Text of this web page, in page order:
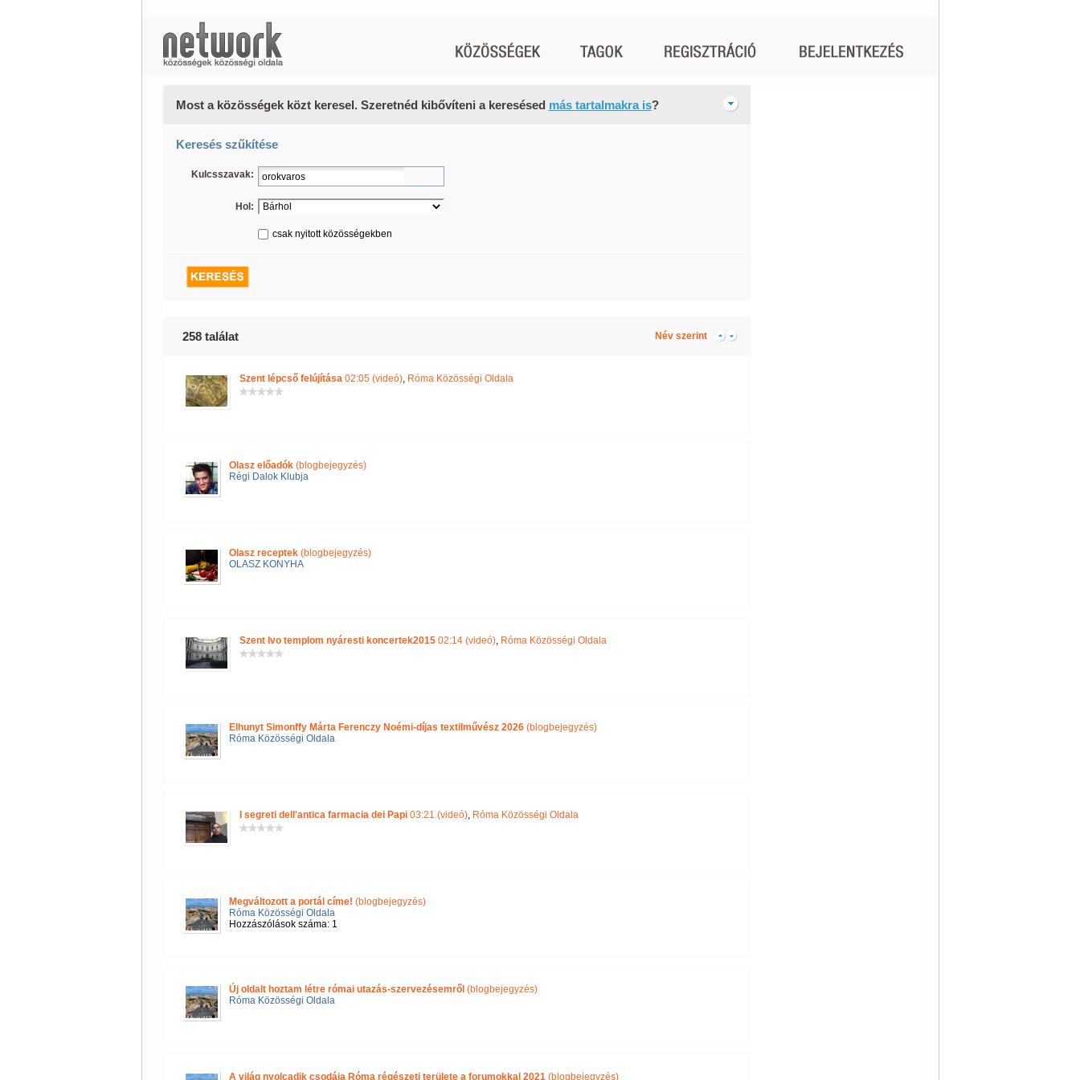
Most a közösségek közt keresel. Szeretnéd kibővíteni a keresésed más tartalmakra is?
Keresés szűkítése
Kulcsszavak:
Hol:
csak nyitott közösségekben
258 találat Név szerint
Szent lépcső felújítása02:05 (videó), Róma Közösségi Oldala
Olasz előadók(blogbejegyzés)
Régi Dalok Klubja
Olasz receptek(blogbejegyzés)
OLASZ KONYHA
Szent Ivo templom nyáresti koncertek201502:14 (videó), Róma Közösségi Oldala
Elhunyt Simonffy Márta Ferenczy Noémi-díjas textilművész 2026(blogbejegyzés)
Róma Közösségi Oldala
I segreti dell'antica farmacia dei Papi03:21 (videó), Róma Közösségi Oldala
Megváltozott a portál címe! (blogbejegyzés)
Róma Közösségi Oldala
Hozzászólások száma: 1
Új oldalt hoztam létre római utazás-szervezésemről (blogbejegyzés)
Róma Közösségi Oldala
A világ nyolcadik csodája Róma régészeti területe a forumokkal 2021(blogbejegyzés)